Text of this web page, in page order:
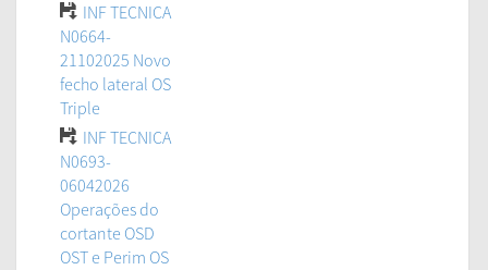
INF TECNICA
N0664-
21102025 Novo
fecho lateral OS
Triple
INF TECNICA
N0693-
06042026
Operações do
cortante OSD
OST e Perim OS